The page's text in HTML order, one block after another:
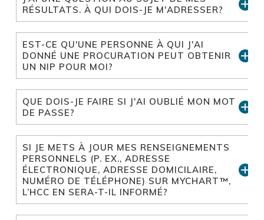
RÉSULTATS. À QUI DOIS-JE M'ADRESSER?
EST-CE QU'UNE PERSONNE À QUI J'AI
DONNÉ UNE PROCURATION PEUT OBTENIR
UN NIP POUR MOI?
QUE DOIS-JE FAIRE SI J'AI OUBLIÉ MON MOT
DE PASSE?
SI JE METS À JOUR MES RENSEIGNEMENTS
PERSONNELS (P. EX., ADRESSE
ÉLECTRONIQUE, ADRESSE DOMICILAIRE,
NUMÉRO DE TÉLÉPHONE) SUR MYCHART™,
L’HCC EN SERA-T-IL INFORMÉ?